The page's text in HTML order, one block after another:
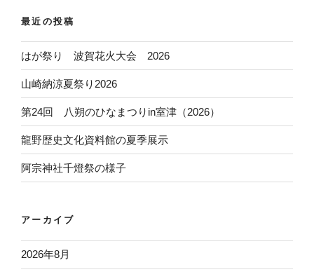
最近の投稿
はが祭り 波賀花火大会 2026
山崎納涼夏祭り2026
第24回 八朔のひなまつりin室津（2026）
龍野歴史文化資料館の夏季展示
阿宗神社千燈祭の様子
アーカイブ
2026年8月